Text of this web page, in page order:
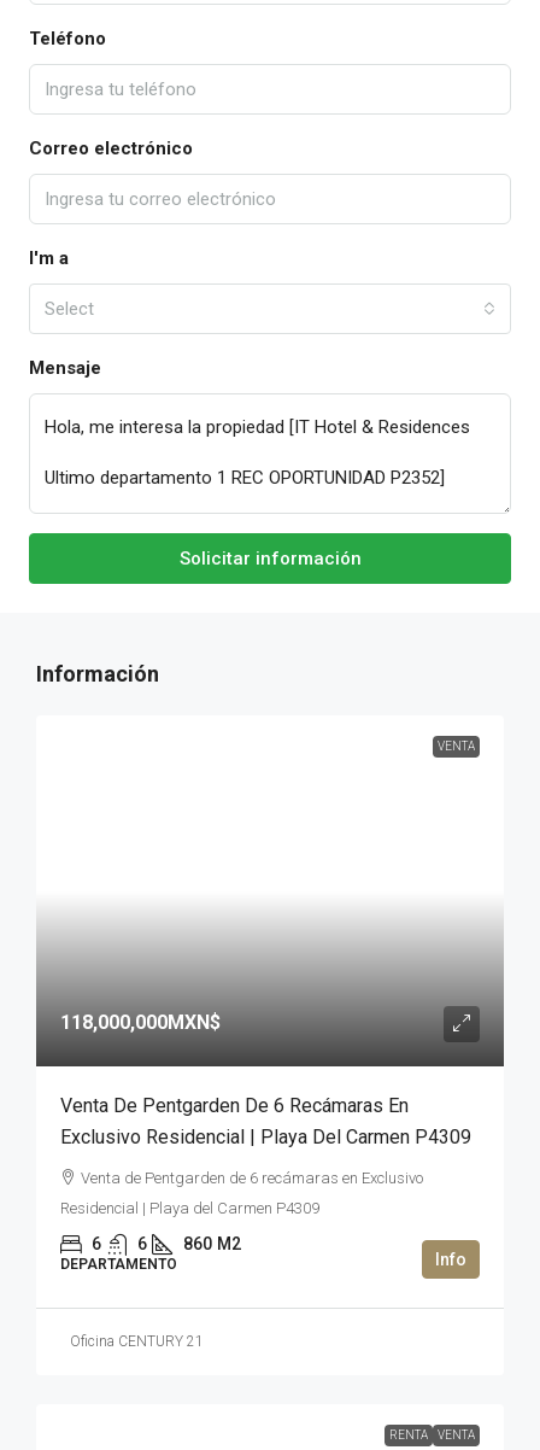
Teléfono
Correo electrónico
I'm a
Select
Mensaje
Solicitar información
VENTA
118,000,000MXN$
Venta De Pentgarden De 6 Recámaras En
Exclusivo Residencial | Playa Del Carmen P4309
Venta de Pentgarden de 6 recámaras en Exclusivo
Residencial | Playa del Carmen P4309
6 6 860 M2
DEPARTAMENTO
Oficina CENTURY 21
RENTA VENTA